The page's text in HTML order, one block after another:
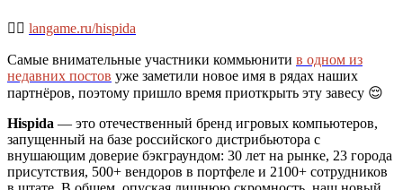
👉🏻 langame.ru/hispida
Самые внимательные участники коммьюнити в одном из
недавних постов уже заметили новое имя в рядах наших
партнёров, поэтому пришло время приоткрыть эту завесу 😌
Hispida — это отечественный бренд игровых компьютеров,
запущенный на базе российского дистрибьютора с
внушающим доверие бэкграундом: 30 лет на рынке, 23 города
присутствия, 500+ вендоров в портфеле и 2100+ сотрудников